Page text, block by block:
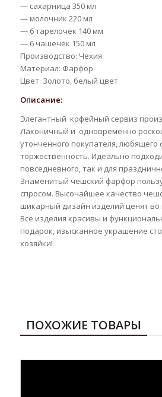
— сахарница 350 мл
— молочник 220 мл
— 6 тарелочек 140 мм
— 6 чашечек 150 мл
Производство: Чехия
Материал: Фарфор
Цвет: Золото, белый цвет
Описание:
Элегантный кофейный сервиз
Лаконичный и одновременно
утонченного покупателя, любящего
торжественность. Идеально
повседневного, так и для
Знаменитый чешский фарфор
спросом. Высочайшее качество
шикарный дизайн изделий ценят во
Все изделия красивы и
подарок, изысканное украшение
хозяйки!
ПОХОЖИЕ ТОВАРЫ